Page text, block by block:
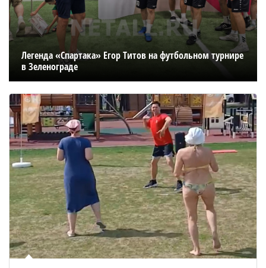
Легенда «Спартака» Егор Титов на футбольном турнире
в Зеленограде